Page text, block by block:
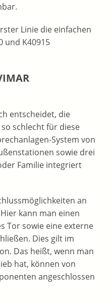
Linie die einfachen
und K40915
entscheidet, die
schlecht für diese
System von
sowie drei
Familie integriert
an
kann man einen
Tor sowie eine externe
Dies gilt im
Das heißt, wenn man
hat, können von
angeschlossen